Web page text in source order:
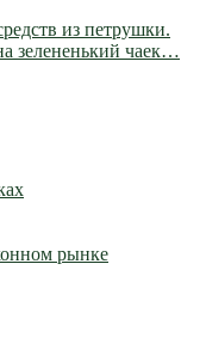
из петрушки.
зелененький чаек…
рынке